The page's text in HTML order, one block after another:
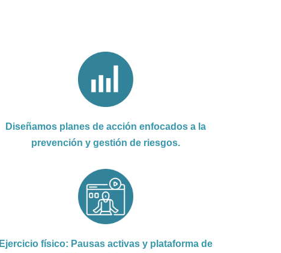
Diseñamos planes de acción enfocados a la
prevención y gestión de riesgos.
Ejercicio físico: Pausas activas y plataforma de